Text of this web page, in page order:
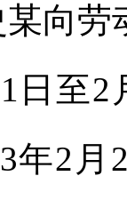
劳
日至2
年2